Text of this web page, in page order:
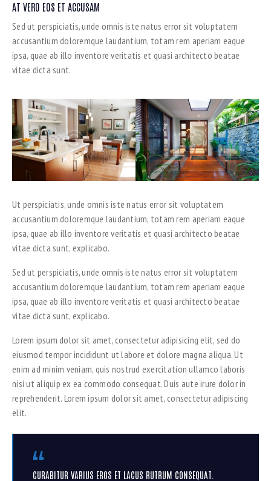
AT VERO EOS ET ACCUSAM
Sed ut perspiciatis, unde omnis iste natus error sit voluptatem
accusantium doloremque laudantium, totam rem aperiam eaque
ipsa, quae ab illo inventore veritatis et quasi architecto beatae
vitae dicta sunt.
Ut perspiciatis, unde omnis iste natus error sit voluptatem
accusantium doloremque laudantium, totam rem aperiam eaque
ipsa, quae ab illo inventore veritatis et quasi architecto beatae
vitae dicta sunt, explicabo.
Sed ut perspiciatis, unde omnis iste natus error sit voluptatem
accusantium doloremque laudantium, totam rem aperiam eaque
ipsa, quae ab illo inventore veritatis et quasi architecto beatae
vitae dicta sunt, explicabo.
Lorem ipsum dolor sit amet, consectetur adipisicing elit, sed do
eiusmod tempor incididunt ut labore et dolore magna aliqua. Ut
enim ad minim veniam, quis nostrud exercitation ullamco laboris
nisi ut aliquip ex ea commodo consequat. Duis aute irure dolor in
reprehenderit. Lorem ipsum dolor sit amet, consectetur adipiscing
elit.
CURABITUR VARIUS EROS ET LACUS RUTRUM CONSEQUAT.